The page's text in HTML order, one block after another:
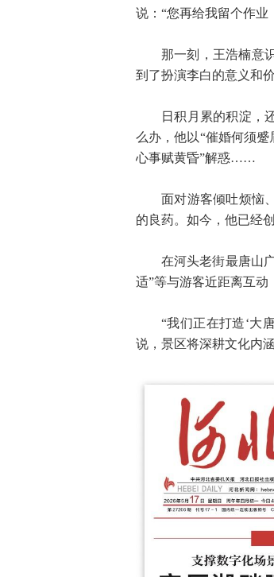
说：“您再给我留个作业
那一刻，王浩楠意
到了扮演李白的意义和价
日积月累的积淀，
么办，他以“催婚何须
心事赋黄昏”解惑……
面对游客倾吐烦恼
的良药。如今，他已经
在河头老街最唐山
适”等与游客近距离互动
“我们正在打造‘大
说，景区将深耕文化内